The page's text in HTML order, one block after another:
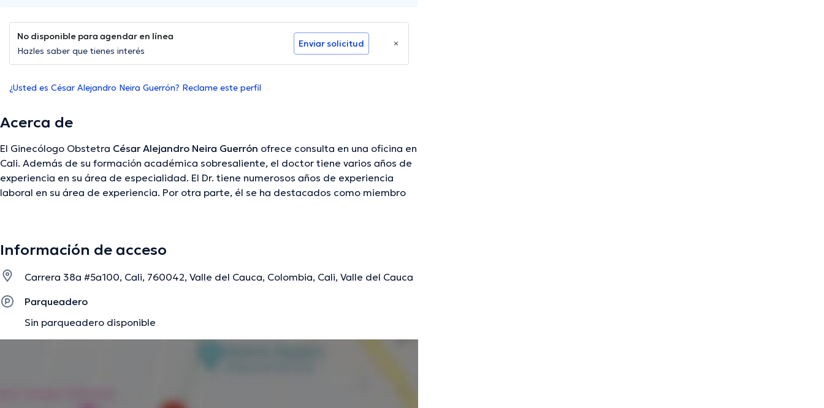
No disponible para agendar en línea
Hazles saber que tienes interés
Enviar solicitud
¿Usted es César Alejandro Neira Guerrón? Reclame este perfil
Acerca de
El Ginecólogo Obstetra César Alejandro Neira Guerrón ofrece consulta en una oficina en
Cali. Además de su formación académica sobresaliente, el doctor tiene varios años de
experiencia en su área de especialidad. El Dr. tiene numerosos años de experiencia
laboral en su área de experiencia. Por otra parte, él se ha destacados como miembro
manejados por el médico.
Información de acceso
Carrera 38a #5a100, Cali, 760042, Valle del Cauca, Colombia, Cali, Valle del Cauca
Parqueadero
Sin parqueadero disponible